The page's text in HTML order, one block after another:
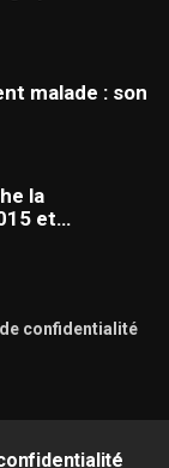
malade : son
la
et…
confidentialité